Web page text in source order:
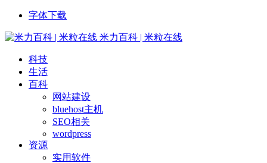
字体下载
米力百科 | 米粒在线
科技
生活
百科
网站建设
bluehost主机
SEO相关
wordpress
资源
实用软件